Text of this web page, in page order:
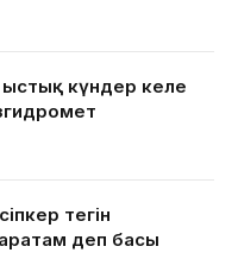
ыстық күндер келе
тегін
деп басы